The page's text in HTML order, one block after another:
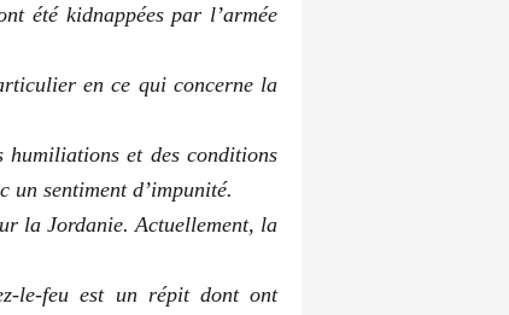
été kidnappées par l’armée
en ce qui concerne la
humiliations et des conditions
un sentiment d’impunité.
la Jordanie. Actuellement, la
le-feu est un répit dont ont